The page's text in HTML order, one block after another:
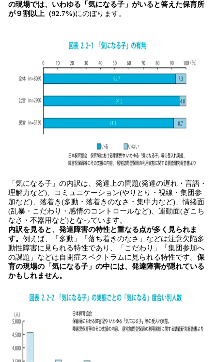
の現場では、いわゆる「気になる子」がいると答えた保育所
が９割以上（92.7%)にのぼります。
「気になる子」の内訳は、発達上の問題(発達の遅れ・言語・
理解力など)、コミュニケーション(やりとり・視線・集団参
加など)、落着き(多動・落着きのなさ・集中力など)、情緒面
(乱暴・こだわり・感情のコントロールなど)、運動面(ぎこち
なさ・不器用など)となっています。
内訳を見ると、発達障害の特性と重なる点が多く見られま
す。 例えば、「多動」「落ち着きのなさ」などは注意欠陥多
動性障害に見られる特性であり、「こだわり」「集団参加へ
の課題」などは自閉症スペクトラムに見られる特性です。 保
育の現場の「気になる子」の中には、発達障害が隠れている
かもしれません。